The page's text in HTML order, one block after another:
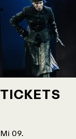
←
TICKETS
Mi 09.